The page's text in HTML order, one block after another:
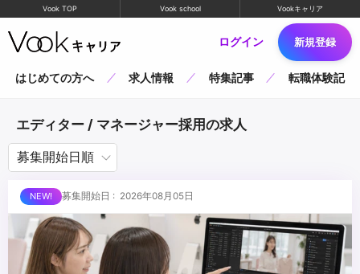
Vook TOP Vook school Vookキャリア
ログイン 新規登録
はじめての方へ 求人情報 特集記事 転職体験記
エディター / マネージャー採用の求人
募集開始日 : 2026年08月05日